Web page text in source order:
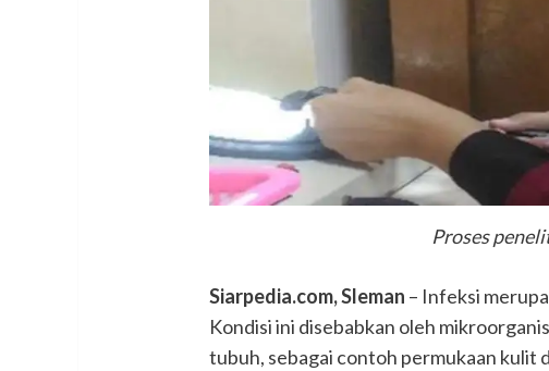
Proses
Siarpedia.com, Sleman – Infeksi
Kondisi ini disebabkan oleh
tubuh, sebagai contoh permukaan kulit